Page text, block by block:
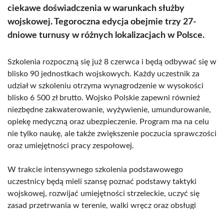
ciekawe doświadczenia w warunkach służby
wojskowej. Tegoroczna edycja obejmie trzy 27-
dniowe turnusy w różnych lokalizacjach w Polsce.
Szkolenia rozpoczną się już 8 czerwca i będą odbywać się w
blisko 90 jednostkach wojskowych. Każdy uczestnik za
udział w szkoleniu otrzyma wynagrodzenie w wysokości
blisko 6 500 zł brutto. Wojsko Polskie zapewni również
niezbędne zakwaterowanie, wyżywienie, umundurowanie,
opiekę medyczną oraz ubezpieczenie. Program ma na celu
nie tylko naukę, ale także zwiększenie poczucia sprawczości
oraz umiejętności pracy zespołowej.
W trakcie intensywnego szkolenia podstawowego
uczestnicy będą mieli szansę poznać podstawy taktyki
wojskowej, rozwijać umiejętności strzeleckie, uczyć się
zasad przetrwania w terenie, walki wręcz oraz obsługi